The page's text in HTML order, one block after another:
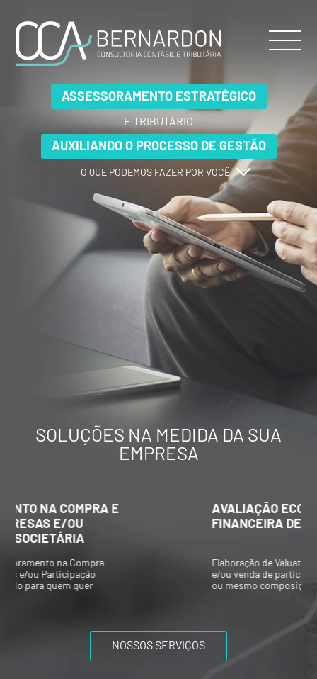
ASSESSORAMENTO ESTRATÉGICO
E TRIBUTÁRIO
AUXILIANDO O PROCESSO DE GESTÃO
O QUE PODEMOS FAZER POR VOCÊ
ASSESSORAMENTO ESTRATÉGICO
E TRIBUTÁRIO
AUXILIANDO O PROCESSO DE GESTÃO
O QUE PODEMOS FAZER POR VOCÊ
ASSESSORAMENTO ESTRATÉGICO
E TRIBUTÁRIO
AUXILIANDO O PROCESSO DE GESTÃO
O QUE PODEMOS FAZER POR VOCÊ
SOLUÇÕES NA MEDIDA DA SUA
EMPRESA
AVALIAÇÃO ECONÔMICO-
FINANCEIRA DE EMPRESAS
Elaboração de Valuations para aquisição
e/ou venda de participações societárias,
ou mesmo composições societárias entre
NOSSOS SERVIÇOS